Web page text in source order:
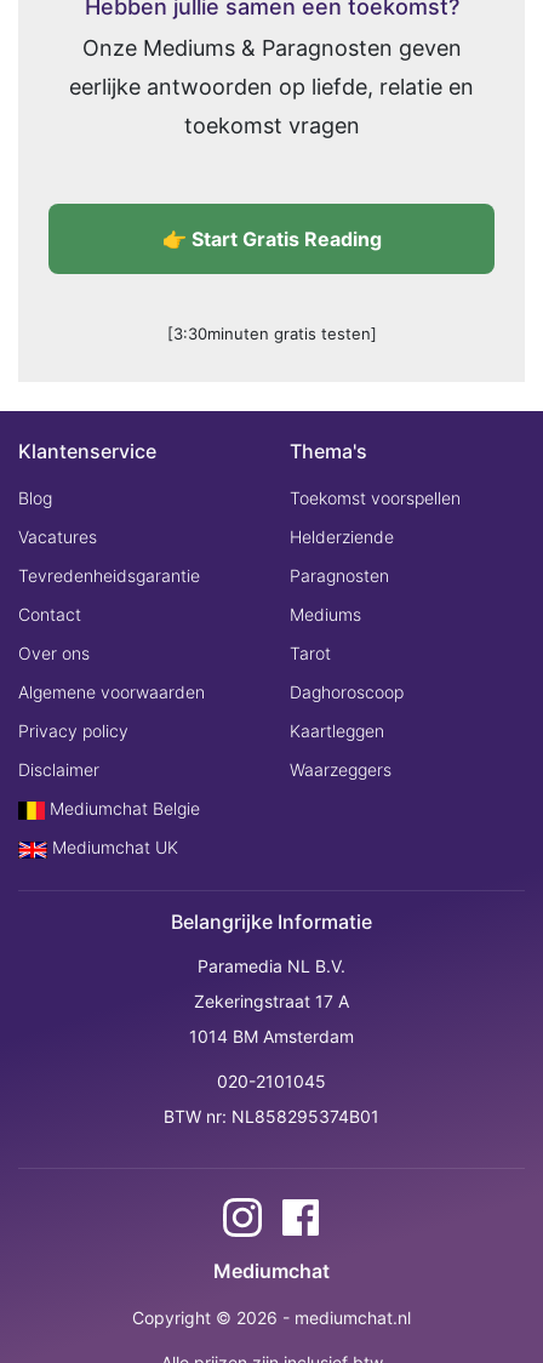
Hebben jullie samen een toekomst?
Onze Mediums & Paragnosten geven
eerlijke antwoorden op liefde, relatie en
toekomst vragen
👉 Start Gratis Reading
[3:30minuten gratis testen]
Klantenservice
Blog
Vacatures
Tevredenheidsgarantie
Contact
Over ons
Algemene voorwaarden
Privacy policy
Disclaimer
Mediumchat Belgie
Mediumchat UK
Thema's
Toekomst voorspellen
Helderziende
Paragnosten
Mediums
Tarot
Daghoroscoop
Kaartleggen
Waarzeggers
Belangrijke Informatie
Paramedia NL B.V.
Zekeringstraat 17 A
1014 BM Amsterdam
020-2101045
BTW nr: NL858295374B01
Mediumchat
Copyright © 2026 - mediumchat.nl